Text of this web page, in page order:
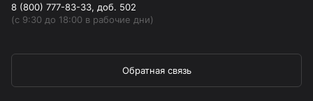
8 (800) 777-83-33, доб. 502
(с 9:30 до 18:00 в рабочие дни)
Обратная связь